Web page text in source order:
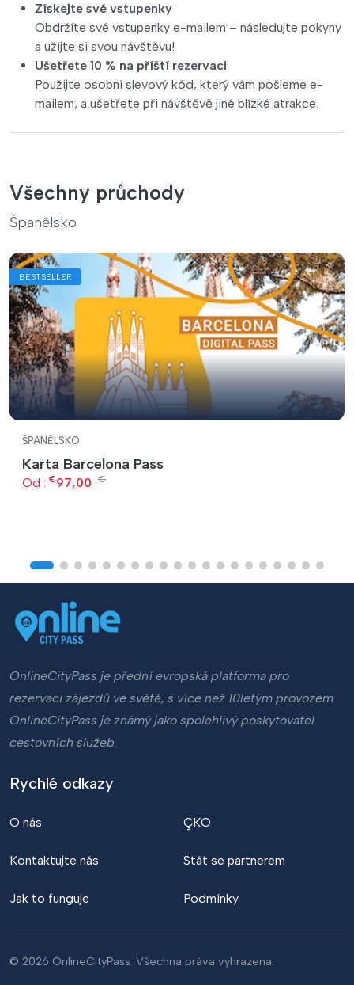
Získejte své vstupenky
Obdržíte své vstupenky e-mailem – následujte pokyny
a užijte si svou návštěvu!
Ušetřete 10 % na příští rezervaci
Použijte osobní slevový kód, který vám pošleme e-
mailem, a ušetřete při návštěvě jiné blízké atrakce.
Všechny průchody
Španělsko
BESTSELLER
ŠPANĚLSKO
Karta Barcelona Pass
Od : €97,00 €
OnlineCityPass je přední evropská platforma pro
rezervaci zájezdů ve světě, s více než 10letým provozem.
OnlineCityPass je známý jako spolehlivý poskytovatel
cestovních služeb.
Rychlé odkazy
O nás
Kontaktujte nás
Jak to funguje
ÇKO
Stát se partnerem
Podmínky
© 2026 OnlineCityPass. Všechna práva vyhrazena.